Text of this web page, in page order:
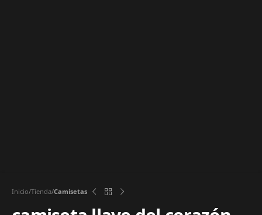
Inicio Tienda Camisetas